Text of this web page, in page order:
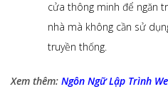
cửa thông minh để ngăn
nhà mà không cần sử
truyền thống.
Xem thêm: Ngôn Ngữ Lập Trình